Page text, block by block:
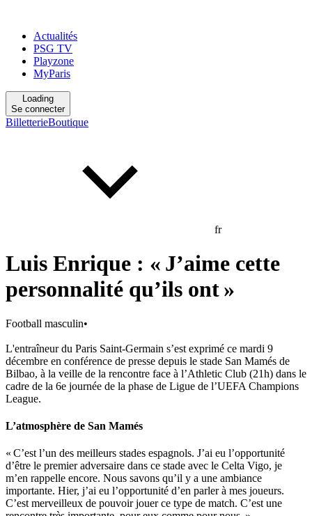
Actualités
PSG TV
Playzone
MyParis
Loading
Se connecter
BilletterieBoutique
fr
Luis Enrique : « J’aime cette
personnalité qu’ils ont »
Football masculin•
L'entraîneur du Paris Saint-Germain s’est exprimé ce mardi 9
décembre en conférence de presse depuis le stade San Mamés de
Bilbao, à la veille de la rencontre face à l’Athletic Club (21h) dans le
cadre de la 6e journée de la phase de Ligue de l’UEFA Champions
League.
L’atmosphère de San Mamés
« C’est l’un des meilleurs stades espagnols. J’ai eu l’opportunité
d’être le premier adversaire dans ce stade avec le Celta Vigo, je
m’en rappelle encore. Nous savons qu’il y a une ambiance
importante. Hier, j’ai eu l’opportunité d’en parler à mes joueurs.
C’est merveilleux de pouvoir jouer ce type de match. C’est une